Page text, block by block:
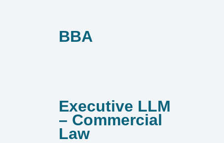
BBA
Executive LLM
– Commercial
Law